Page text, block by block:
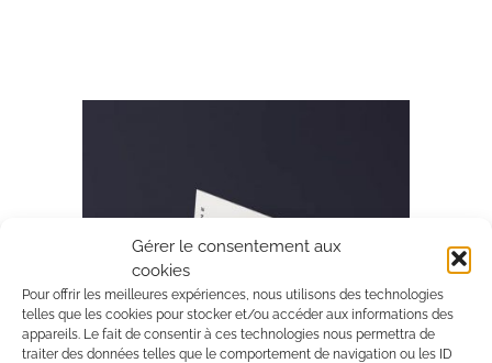
Gérer le consentement aux
cookies
Pour offrir les meilleures expériences, nous utilisons des technologies
telles que les cookies pour stocker et/ou accéder aux informations des
appareils. Le fait de consentir à ces technologies nous permettra de
traiter des données telles que le comportement de navigation ou les ID